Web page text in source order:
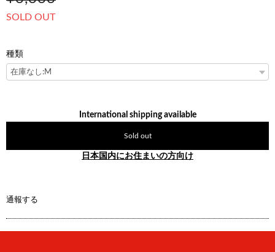
SOLD OUT
種類
International shipping available
Sold out
日本国内にお住まいの方向け
通報する